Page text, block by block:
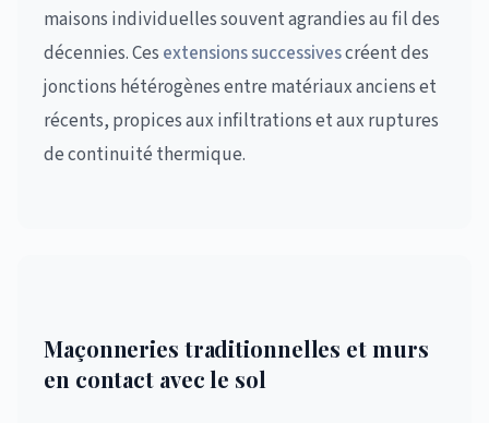
maisons individuelles souvent agrandies au fil des
décennies. Ces extensions successivescréent des
jonctions hétérogènes entre matériaux anciens et
récents, propices aux infiltrations et aux ruptures
de continuité thermique.
Maçonneries traditionnelles et murs
en contact avec le sol